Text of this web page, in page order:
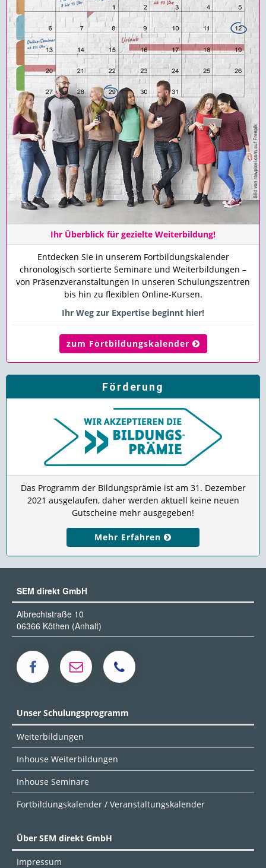
Ihr Überblick für gezielte Weiterbildung!
Entdecken Sie in unserem Fortbildungskalender
chronologisch sortierte Seminare und Weiterbildungen –
von Präsenzveranstaltungen in unseren Schulungszentren
bis hin zu flexiblen Online-Kursen.
Ihr Weg zur Expertise beginnt hier!
zum Fortbildungskalender
Förderung
Das Programm der Bildungsprämie ist am 31. Dezember
2021 ausgelaufen, daher werden aktuell keine neuen
Gutscheine mehr ausgegeben!
Mehr Erfahren
SEM direkt GmbH
Albrechtstraße 10
06366 Köthen (Anhalt)
Unser Schulungsprogramm
Weiterbildungen
Inhouse Weiterbildungen
Inhouse Seminare
Fortbildungskalender / Veranstaltungskalender
Über SEM direkt GmbH
Impressum